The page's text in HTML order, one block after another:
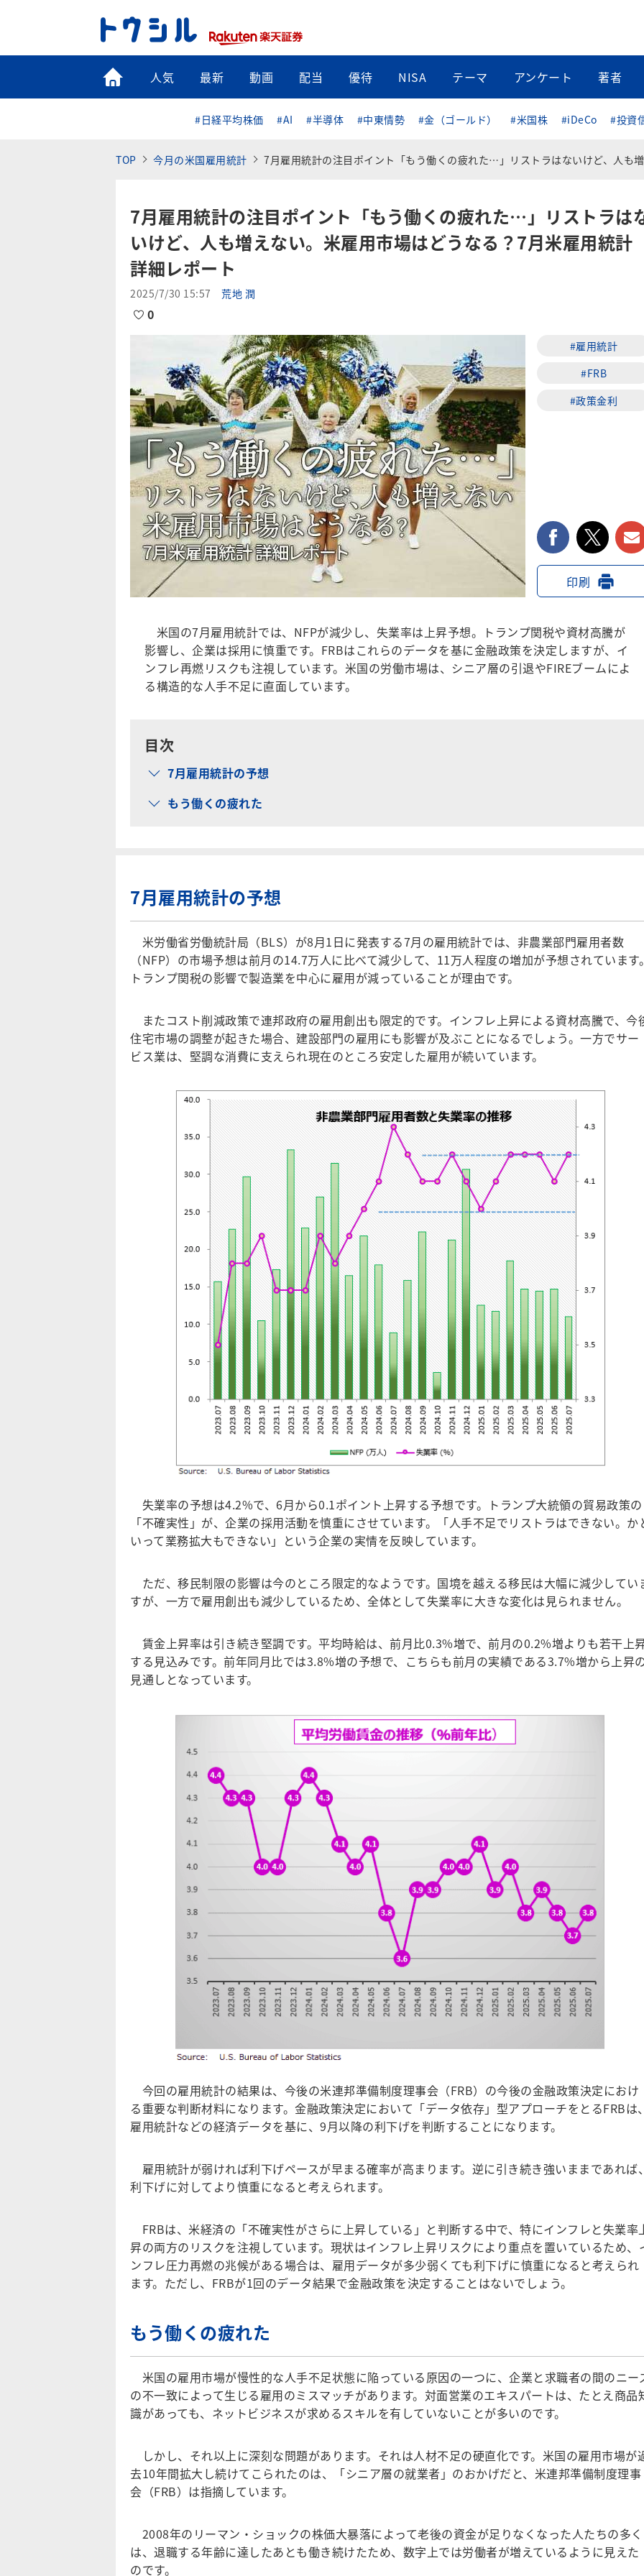
トップ
人気 最新 動画 配当 優待 NISA テーマ アンケート 著者
#日経平均株価 #AI #半導体 #中東情勢 #金（ゴールド） #米国株 #iDeCo #投資
TOP 今月の米国雇用統計 7月雇用統計の注目ポイント「もう働くの疲れた…」リストラはないけど、人も増えない。米雇用市場はどうなる？7月米雇用統計 詳細レ
7月雇用統計の注目ポイント「もう働くの疲れた…」リストラは
いけど、人も増えない。米雇用市場はどうなる？7月米雇用統計
詳細レポート
2025/7/30 15:57 荒地 潤
0
#雇用統計
#FRB
#政策金利
facebook
印刷
米国の7月雇用統計では、NFPが減少し、失業率は上昇予想。トランプ関税や資材高騰が
影響し、企業は採用に慎重です。FRBはこれらのデータを基に金融政策を決定しますが、イ
ンフレ再燃リスクも注視しています。米国の労働市場は、シニア層の引退やFIREブームによ
る構造的な人手不足に直面しています。
目次
7月雇用統計の予想
もう働くの疲れた
7月雇用統計の予想
米労働省労働統計局（BLS）が8月1日に発表する7月の雇用統計では、非農業部門雇用者数
（NFP）の市場予想は前月の14.7万人に比べて減少して、11万人程度の増加が予想されています
トランプ関税の影響で製造業を中心に雇用が減っていることが理由です。
またコスト削減政策で連邦政府の雇用創出も限定的です。インフレ上昇による資材高騰で、今
住宅市場の調整が起きた場合、建設部門の雇用にも影響が及ぶことになるでしょう。一方でサー
ビス業は、堅調な消費に支えられ現在のところ安定した雇用が続いています。
失業率の予想は4.2%で、6月から0.1ポイント上昇する予想です。トランプ大統領の貿易政策の
「不確実性」が、企業の採用活動を慎重にさせています。「人手不足でリストラはできない。か
いって業務拡大もできない」という企業の実情を反映しています。
ただ、移民制限の影響は今のところ限定的なようです。国境を越える移民は大幅に減少してい
すが、一方で雇用創出も減少しているため、全体として失業率に大きな変化は見られません。
賃金上昇率は引き続き堅調です。平均時給は、前月比0.3%増で、前月の0.2%増よりも若干上
する見込みです。前年同月比では3.8%増の予想で、こちらも前月の実績である3.7%増から上昇
見通しとなっています。
今回の雇用統計の結果は、今後の米連邦準備制度理事会（FRB）の今後の金融政策決定におけ
る重要な判断材料になります。金融政策決定において「データ依存」型アプローチをとるFRBは
雇用統計などの経済データを基に、9月以降の利下げを判断することになります。
雇用統計が弱ければ利下げペースが早まる確率が高まります。逆に引き続き強いままであれば
利下げに対してより慎重になると考えられます。
FRBは、米経済の「不確実性がさらに上昇している」と判断する中で、特にインフレと失業率
昇の両方のリスクを注視しています。現状はインフレ上昇リスクにより重点を置いているため、
ンフレ圧力再燃の兆候がある場合は、雇用データが多少弱くても利下げに慎重になると考えられ
ます。ただし、FRBが1回のデータ結果で金融政策を決定することはないでしょう。
もう働くの疲れた
米国の雇用市場が慢性的な人手不足状態に陥っている原因の一つに、企業と求職者の間のニー
の不一致によって生じる雇用のミスマッチがあります。対面営業のエキスパートは、たとえ商品
識があっても、ネットビジネスが求めるスキルを有していないことが多いのです。
しかし、それ以上に深刻な問題があります。それは人材不足の硬直化です。米国の雇用市場が
去10年間拡大し続けてこられたのは、「シニア層の就業者」のおかげだと、米連邦準備制度理事
会（FRB）は指摘しています。
2008年のリーマン・ショックの株価大暴落によって老後の資金が足りなくなった人たちの多く
は、退職する年齢に達したあとも働き続けたため、数字上では労働者が増えているように見えた
のです。